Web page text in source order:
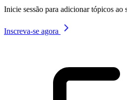
Inicie sessão para adicionar tópicos ao
Inscreva-se agora